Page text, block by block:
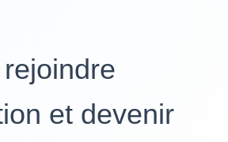
et devenir